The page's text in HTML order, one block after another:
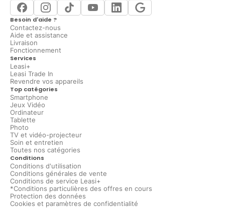
Besoin d'aide ?
Contactez-nous
Aide et assistance
Livraison
Fonctionnement
Services
Leasi+
Leasi Trade In
Revendre vos appareils
Top catégories
Smartphone
Jeux Vidéo
Ordinateur
Tablette
Photo
TV et vidéo-projecteur
Soin et entretien
Toutes nos catégories
Conditions
Conditions d'utilisation
Conditions générales de vente
Conditions de service Leasi+
*Conditions particulières des offres en cours
Protection des données
Cookies et paramètres de confidentialité